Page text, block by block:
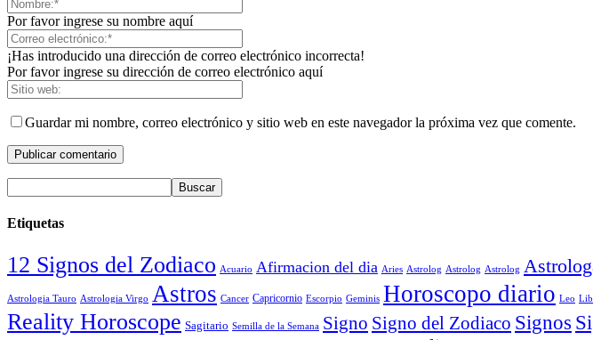
Por favor ingrese su nombre aquí
¡Has introducido una dirección de correo electrónico incorrecta!
Por favor ingrese su dirección de correo electrónico aquí
Guardar mi nombre, correo electrónico y sitio web en este navegador la próxima vez que comente.
Etiquetas
12 Signos del Zodiaco Acuario Afirmacion del dia Aries Astrolog Astrolog Astrolog
Astrologia Tauro Astrologia Virgo Astros Cancer Capricornio Escorpio Geminis Horoscopo diario Leo
Reality Horoscope Sagitario Semilla de la Semana Signo Signo del Zodiaco Signos